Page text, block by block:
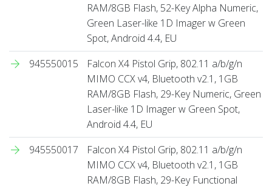
RAM/8GB Flash, 52-Key Alpha Numeric,
Green Laser-like 1D Imager w Green
Spot, Android 4.4, EU
945550015
Falcon X4 Pistol Grip, 802.11 a/b/g/n
MIMO CCX v4, Bluetooth v2.1, 1GB
RAM/8GB Flash, 29-Key Numeric, Green
Laser-like 1D Imager w Green Spot,
Android 4.4, EU
945550017
Falcon X4 Pistol Grip, 802.11 a/b/g/n
MIMO CCX v4, Bluetooth v2.1, 1GB
RAM/8GB Flash, 29-Key Functional